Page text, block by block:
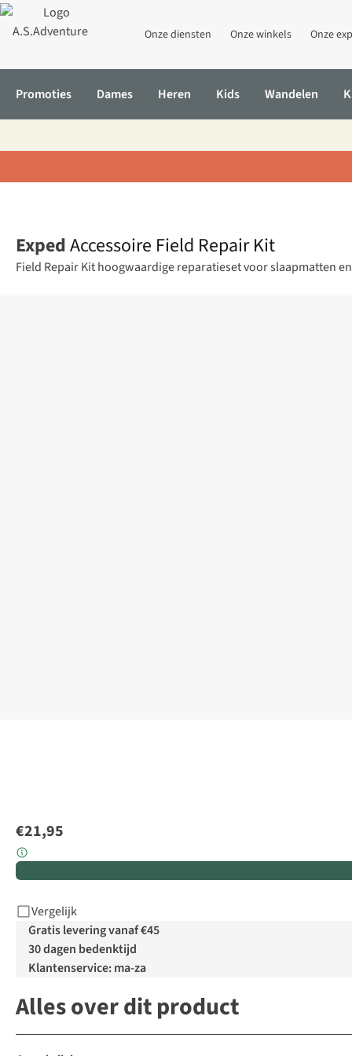
Onze diensten Onze winkels Onze
Promoties Dames Heren Kids Wandelen
ExpedAccessoire Field Repair Kit
Field Repair Kit hoogwaardige reparatieset voor slaapmatten
€21,95
Vergelijk
Gratis levering vanaf €45
30 dagen bedenktijd
Klantenservice: ma-za
Alles over dit product